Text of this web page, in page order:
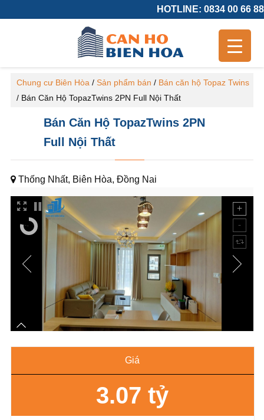
HOTLINE: 0834 00 66 88
Chung cư Biên Hòa / Sản phẩm bán / Bán căn hộ Topaz Twins
/ Bán Căn Hộ TopazTwins 2PN Full Nội Thất
Bán Căn Hộ TopazTwins 2PN
Full Nội Thất
Thống Nhất, Biên Hòa, Đồng Nai
Giá
3.07 tỷ